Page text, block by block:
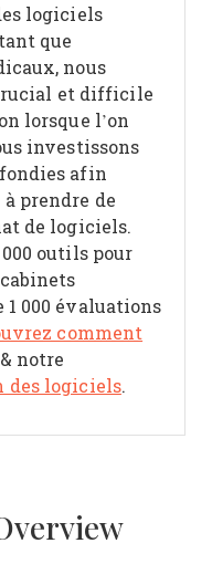
logiciels
que
nous
et difficile
lorsque l’on
investissons
afin
prendre de
de logiciels.
outils pour
000 évaluations
comment
& notre
des logiciels.